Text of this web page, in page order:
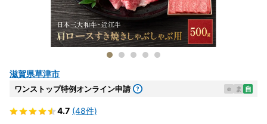
滋賀県草津市
ワンストップ特例オンライン申請 e ま 自
4.7 (48件)